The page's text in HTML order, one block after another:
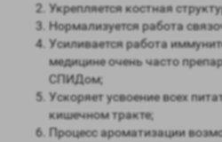
Укрепляется костная
Нормализуется работа
Усиливается работа
медицине очень часто
СПИДом;
Ускоряет усвоение всех
кишечном тракте;
Процесс ароматизации